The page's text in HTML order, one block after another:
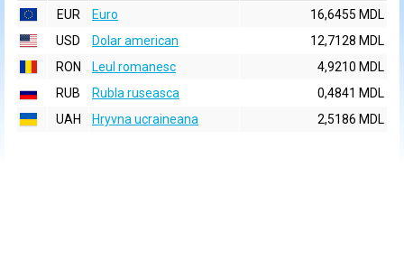
EUR
Euro
16,6455 MDL
USD
Dolar american
12,7128 MDL
RON
Leul romanesc
4,9210 MDL
RUB
Rubla ruseasca
0,4841 MDL
UAH
Hryvna ucraineana 2,5186 MDL